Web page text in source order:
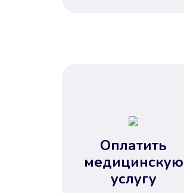
Оплатить
медицинскую
услугу